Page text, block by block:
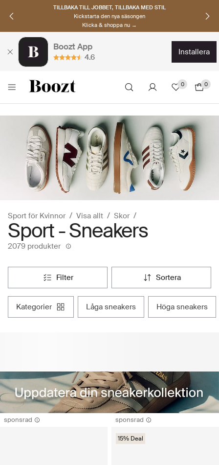
TILLBAKA TILL JOBBET, TILLBAKA MED STIL
Kickstarta den nya säsongen
Klicka & shoppa nu →
Boozt App
4.6
installera
0 0
Sport för Kvinnor Visa allt Skor
Sport - Sneakers
2079 produkter
filter sortera
kategorier låga sneakers höga sneakers
sponsrad sponsrad
15% Deal